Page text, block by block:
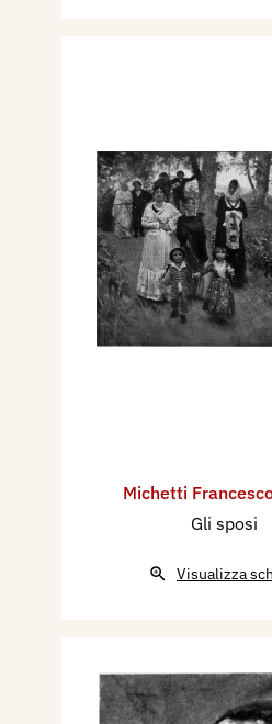
Michetti
Gli sposi
Visualizza